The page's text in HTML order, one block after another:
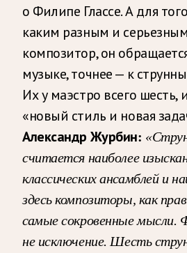
о Филипе Глассе. А для
каким разным и
композитор, он
музыке, точнее — к
Их у маэстро всего
«новый стиль и новая
Александр Журбин:
считается наиболее
классических ансамблей и
здесь композиторы, как
самые сокровенные мысли.
не исключение. Шесть